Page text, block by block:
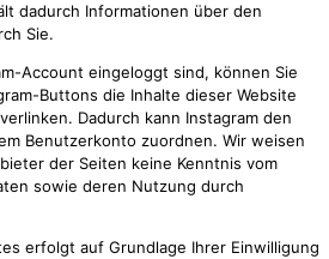
dadurch Informationen über den
Sie.
Account eingeloggt sind, können Sie
Buttons die Inhalte dieser Website
Dadurch kann Instagram den
Benutzerkonto zuordnen. Wir weisen
der Seiten keine Kenntnis vom
sowie deren Nutzung durch
erfolgt auf Grundlage Ihrer Einwilligung